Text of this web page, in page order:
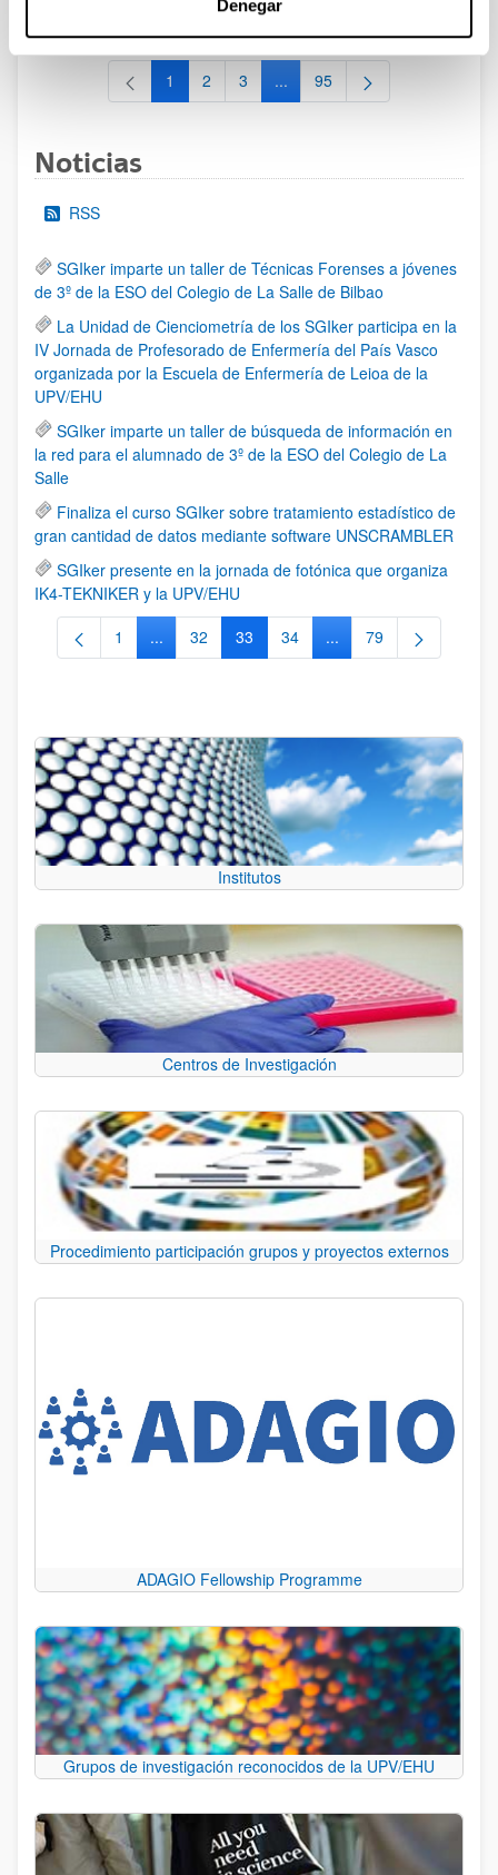
Denegar
al 30/07/2026 (ambos incluídos)
Página
1 Página
2 Página
3 ...Páginas intermedias Use TAB
Página
95
Noticias
RSS
SGIker imparte un taller de Técnicas Forenses a jóvenes
de 3º de la ESO del Colegio de La Salle de Bilbao
La Unidad de Cienciometría de los SGIker participa en la
IV Jornada de Profesorado de Enfermería del País Vasco
organizada por la Escuela de Enfermería de Leioa de la
UPV/EHU
SGIker imparte un taller de búsqueda de información en
la red para el alumnado de 3º de la ESO del Colegio de La
Salle
Finaliza el curso SGIker sobre tratamiento estadístico de
gran cantidad de datos mediante software UNSCRAMBLER
SGIker presente en la jornada de fotónica que organiza
IK4-TEKNIKER y la UPV/EHU
Página
1 ...Páginas intermedias Use TAB para desplazarse.
Página
32 Página
33 Página
34 ...Páginas intermedias
Página
79
Institutos
Centros de Investigación
Procedimiento participación grupos y proyectos externos
ADAGIO Fellowship Programme
Grupos de investigación reconocidos de la UPV/EHU